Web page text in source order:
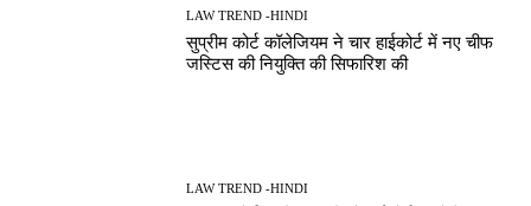
LAW TREND -HINDI
सुप्रीम कोर्ट कॉलेजियम ने चार हाईकोर्ट में नए चीफ
जस्टिस की नियुक्ति की सिफारिश की
LAW TREND -HINDI